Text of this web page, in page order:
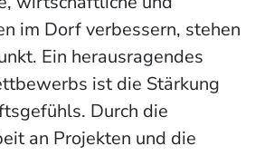
im Dorf verbessern, stehen
Ein herausragendes
ist die Stärkung
Durch die
an Projekten und die